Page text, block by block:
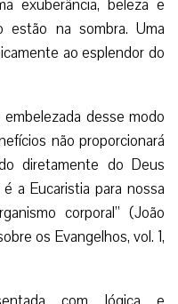
exuberância, beleza e
estão na sombra. Uma
ao esplendor do
desse modo
não proporcionará
diretamente do Deus
a Eucaristia para nossa
corporal” (João
os Evangelhos, vol. 1,